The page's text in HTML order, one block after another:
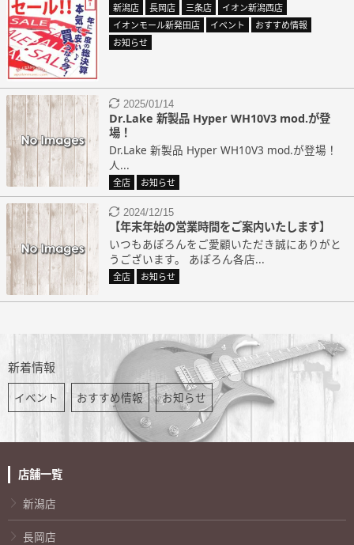
新潟店 長岡店 三条店
イオン新潟西店
イオンモール新発田店
イベント
おすすめ情報
お知らせ
2025/01/14
Dr.Lake 新製品 Hyper WH10V3 mod.が登
場！
Dr.Lake 新製品 Hyper WH10V3 mod.が登場！
人...
全店 お知らせ
2024/12/15
【年末年始の営業時間をご案内いたします】
いつもあぽろんをご愛顧いただき誠にありがと
うございます。 あぽろん各店...
全店 お知らせ
新着情報
イベント おすすめ情報 お知らせ
店舗一覧
新潟店
長岡店